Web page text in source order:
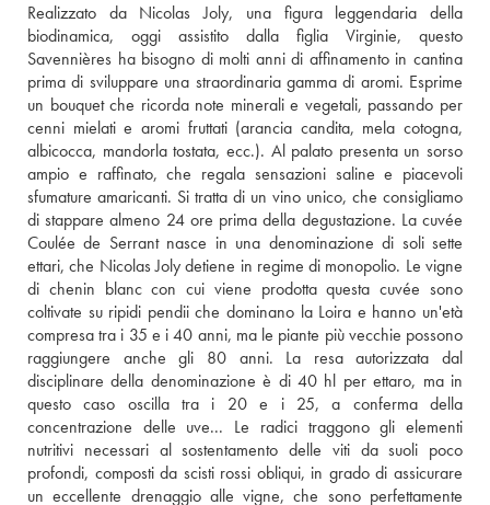
Realizzato da Nicolas Joly, una figura leggendaria della
biodinamica, oggi assistito dalla figlia Virginie, questo
Savennières ha bisogno di molti anni di affinamento in cantina
prima di sviluppare una straordinaria gamma di aromi. Esprime
un bouquet che ricorda note minerali e vegetali, passando per
cenni mielati e aromi fruttati (arancia candita, mela cotogna,
albicocca, mandorla tostata, ecc.). Al palato presenta un sorso
ampio e raffinato, che regala sensazioni saline e piacevoli
sfumature amaricanti. Si tratta di un vino unico, che consigliamo
di stappare almeno 24 ore prima della degustazione. La cuvée
Coulée de Serrant nasce in una denominazione di soli sette
ettari, che Nicolas Joly detiene in regime di monopolio. Le vigne
di chenin blanc con cui viene prodotta questa cuvée sono
coltivate su ripidi pendii che dominano la Loira e hanno un'età
compresa tra i 35 e i 40 anni, ma le piante più vecchie possono
raggiungere anche gli 80 anni. La resa autorizzata dal
disciplinare della denominazione è di 40 hl per ettaro, ma in
questo caso oscilla tra i 20 e i 25, a conferma della
concentrazione delle uve... Le radici traggono gli elementi
nutritivi necessari al sostentamento delle viti da suoli poco
profondi, composti da scisti rossi obliqui, in grado di assicurare
un eccellente drenaggio alle vigne, che sono perfettamente